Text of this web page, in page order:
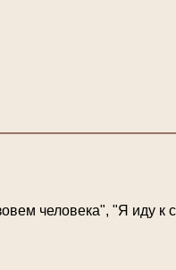
человека", "Я иду к